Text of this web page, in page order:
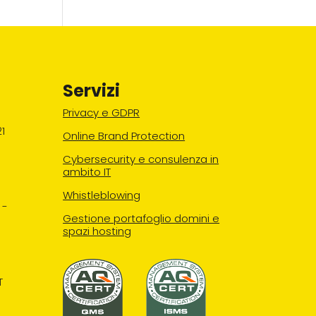
-
Servizi
Privacy e GDPR
Online Brand Protection
Cybersecurity e consulenza in
ambito IT
Whistleblowing
Gestione portafoglio domini e
spazi hosting